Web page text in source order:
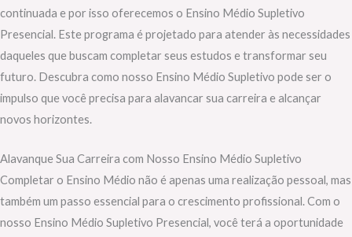
continuada e por isso oferecemos o Ensino Médio Supletivo
Presencial. Este programa é projetado para atender às necessidades
daqueles que buscam completar seus estudos e transformar seu
futuro. Descubra como nosso Ensino Médio Supletivo pode ser o
impulso que você precisa para alavancar sua carreira e alcançar
novos horizontes.
Alavanque Sua Carreira com Nosso Ensino Médio Supletivo
Completar o Ensino Médio não é apenas uma realização pessoal, mas
também um passo essencial para o crescimento profissional. Com o
nosso Ensino Médio Supletivo Presencial, você terá a oportunidade